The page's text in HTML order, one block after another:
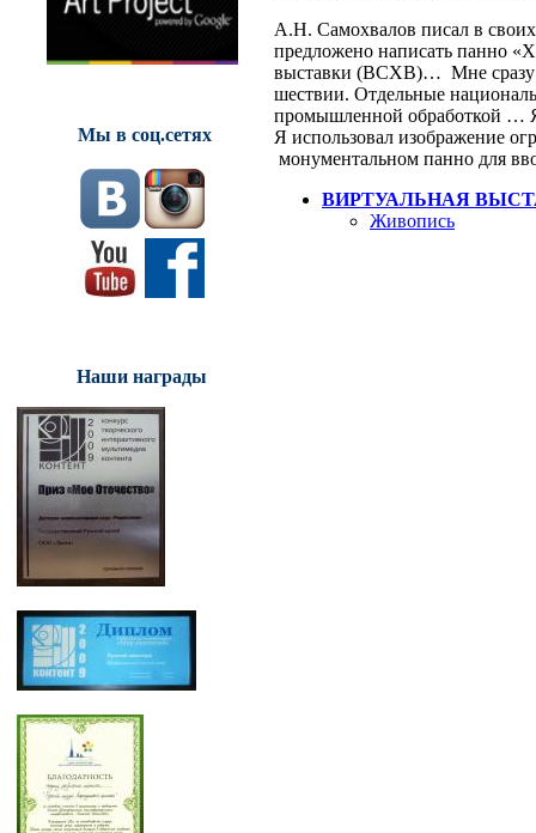
Мы в соц.сетях
Наши награды
А.Н. Самохвалов писал в
предложено написать панно
выставки (ВСХВ)… Мне сразу
шествии. Отдельные
промышленной обработкой … Я
Я использовал изображение
монументальном панно для
ВИРТУАЛЬНАЯ
Живопись